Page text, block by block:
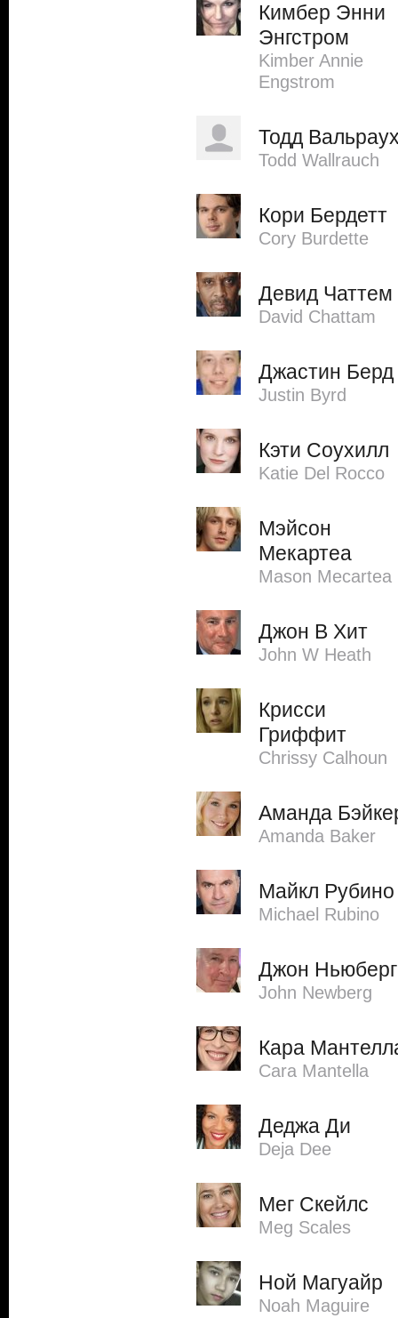
Кимбер Энни
Энгстром
Kimber Annie
Engstrom
Тодд
Todd Wallrauch
Кори Бердетт
Cory Burdette
Девид Чаттем
David Chattam
Джастин Берд
Justin Byrd
Кэти Соухилл
Katie Del Rocco
Мэйсон
Мекартеа
Mason Mecartea
Джон В Хит
John W Heath
Крисси
Гриффит
Chrissy Calhoun
Аманда
Amanda Baker
Майкл Рубино
Michael Rubino
Джон Ньюберг
John Newberg
Кара
Cara Mantella
Деджа Ди
Deja Dee
Мег Скейлс
Meg Scales
Ной Магуайр
Noah Maguire